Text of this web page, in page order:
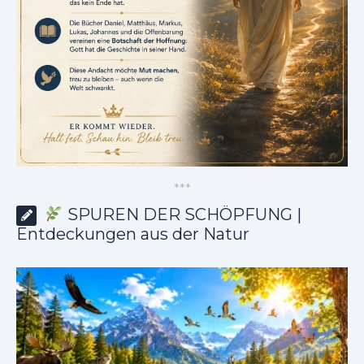
***
SPUREN DER SCHÖPFUNG |
Entdeckungen aus der Natur